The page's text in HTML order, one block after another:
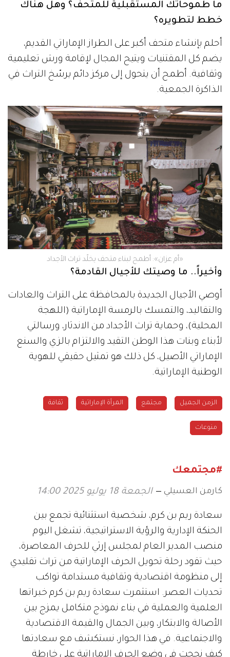
ما طموحاتك المستقبلية للمتحف؟ وهل هناك
خطط لتطويره؟
أحلم بإنشاء متحف أكبر على الطراز الإماراتي القديم،
يضم كل المقتنيات ويتيح المجال لإقامة ورش تعليمية
وثقافية. أطمح أن يتحول إلى مركز دائم يرسّخ التراث في
الذاكرة الجمعية.
«أم عزان»: أطمح لبناء متحف يخلّد تراث الأجداد
وأخيراً.. ما وصيتك للأجيال القادمة؟
أوصي الأجيال الجديدة بالمحافظة على التراث والعادات
والتقاليد، والتمسك بالرمسة الإماراتية (اللهجة
المحلية)، وحماية تراث الأجداد من الاندثار، ورسالتي
لأبناء وبنات هذا الوطن التقيد والالتزام بالزي والسنع
الإماراتي الأصيل، كل ذلك هو تمثيل حقيقي للهوية
الوطنية الإماراتية.
الزمن الجميل مجتمع المرأة الإماراتية ثقافة
منوعات
#مجتمعك
كارمن العسيلي الجمعة 18 يوليو 2025 14:00
سعادة ريم بن كرم، شخصية استثنائية تجمع بين
الحنكة الإدارية والرؤية الاستراتيجية، تشغل اليوم
منصب المدير العام لمجلس إرثي للحرف المعاصرة،
حيث تقود رحلة تحويل الحرف الإماراتية من تراث تقليدي
إلى منظومة اقتصادية وثقافية مستدامة تواكب
تحديات العصر. استثمرت سعادة ريم بن كرم خبراتها
العلمية والعملية في بناء نموذج متكامل يمزج بين
الأصالة والابتكار، وبين الجمال والقيمة الاقتصادية
والاجتماعية. في هذا الحوار، نستكشف مع سعادتها
كيف نجحت في وضع الحرف الإماراتية على خارطة